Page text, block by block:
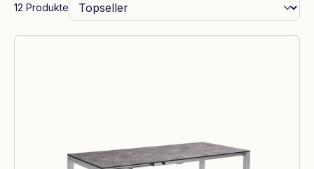
12 Produkte